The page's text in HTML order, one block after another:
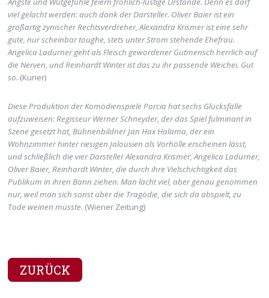
viel gelacht werden: auch dank der Darsteller. Oliver Baier ist ein
großartig zynischer Rechtsverdreher, Alexandra Krismer ist eine sehr
gute, nur scheinbar toughe, stets unter Strom stehende Ehefrau.
Angelica Ladurner geht als Fleisch gewordener Gutmensch herrlich auf
die Nerven, und Reinhardt Winter ist das zu ihr passende Weichei. Gut
so. (Kurier)
Diese Produktion der Komödienspiele Porcia hat sechs Glücksfälle
aufzuweisen: Regisseur Werner Schneyder, der das Spiel fulminant in
Szene gesetzt hat, Bühnenbildner Jan Hax Halama, der ein
Wohnzimmer hinter riesigen Jalousien als Vorhölle erscheinen lässt,
und schließlich die vier Darsteller Alexandra Krismer, Angelica Ladurner,
Oliver Baier, Reinhardt Winter, die durch ihre Vielschichtigkeit das
Publikum in ihren Bann ziehen. Man lacht viel, aber genau genommen
nur, weil man sich sonst über die Tragödie, die sich da abspielt, zu
Tode weinen müsste. (Wiener Zeitung)
ZURÜCK